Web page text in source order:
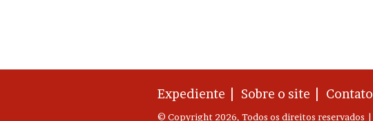
Expediente | Sobre o site | Contato
© Copyright 2026, Todos os direitos reservados |